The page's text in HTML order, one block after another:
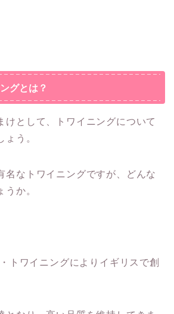
グとは？
けとして、トワイニングについて
ょう。
名なトワイニングですが、どんな
うか。
トワイニングによりイギリスで創